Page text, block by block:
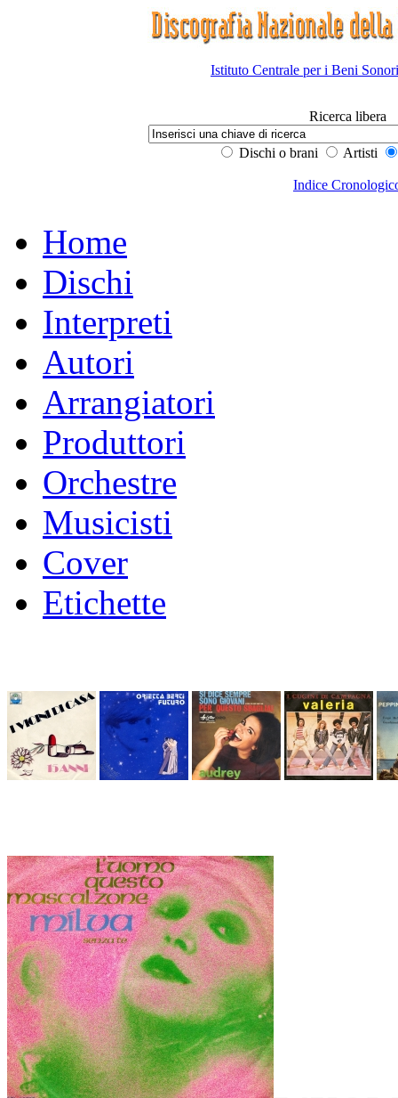
Istituto Centrale per i Beni
Ricerca libera
Dischi o brani Artisti
Indice
Home
Dischi
Interpreti
Autori
Arrangiatori
Produttori
Orchestre
Musicisti
Cover
Etichette